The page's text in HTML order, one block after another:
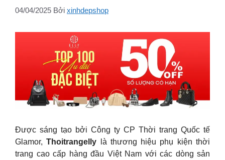
04/04/2025 Bởi xinhdepshop
Được sáng tạo bởi Công ty CP Thời trang Quốc tế
Glamor,Thoitrangelly là thương hiệu phụ kiện thời
trang cao cấp hàng đầu Việt Nam với các dòng sản